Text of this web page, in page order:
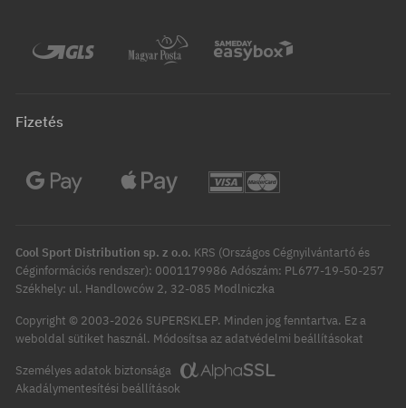
Fizetés
Cool Sport Distribution sp. z o.o. KRS (Országos Cégnyilvántartó és
Céginformációs rendszer): 0001179986 Adószám: PL677-19-50-257
Székhely: ul. Handlowców 2, 32-085 Modlniczka
Copyright © 2003-2026 SUPERSKLEP. Minden jog fenntartva. Ez a
weboldal sütiket használ. Módosítsa az adatvédelmi beállításokat
Személyes adatok biztonsága
Akadálymentesítési beállítások